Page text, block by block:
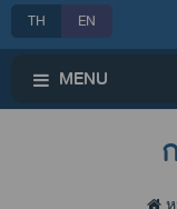
TH EN
MENU
ห